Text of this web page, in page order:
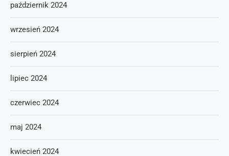
październik 2024
wrzesień 2024
sierpień 2024
lipiec 2024
czerwiec 2024
maj 2024
kwiecień 2024